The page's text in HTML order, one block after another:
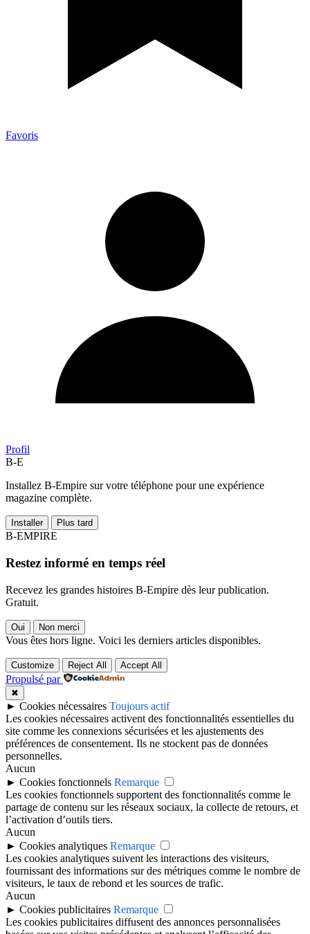
Favoris
Profil
B-E
Installez B-Empire sur votre téléphone pour une expérience
magazine complète.
Installer Plus tard
B-EMPIRE
Restez informé en temps réel
Recevez les grandes histoires B-Empire dès leur publication.
Gratuit.
Oui Non merci
Vous êtes hors ligne. Voici les derniers articles disponibles.
Customize Reject All Accept All
Propulsé par
✖
► Cookies nécessaires Toujours actif
Les cookies nécessaires activent des fonctionnalités essentielles du
site comme les connexions sécurisées et les ajustements des
préférences de consentement. Ils ne stockent pas de données
personnelles.
Aucun
► Cookies fonctionnels Remarque
Les cookies fonctionnels supportent des fonctionnalités comme le
partage de contenu sur les réseaux sociaux, la collecte de retours, et
l’activation d’outils tiers.
Aucun
► Cookies analytiques Remarque
Les cookies analytiques suivent les interactions des visiteurs,
fournissant des informations sur des métriques comme le nombre de
visiteurs, le taux de rebond et les sources de trafic.
Aucun
► Cookies publicitaires Remarque
Les cookies publicitaires diffusent des annonces personnalisées